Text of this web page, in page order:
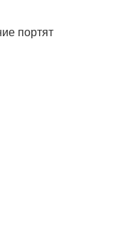
портят